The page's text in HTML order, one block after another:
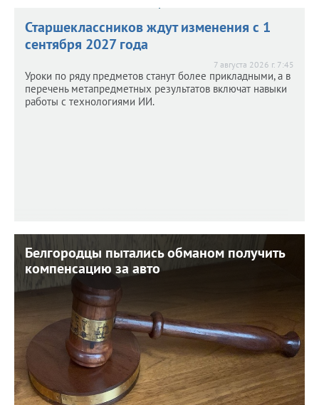
Старшеклассников ждут изменения с 1
сентября 2027 года
7 августа 2026 г. 7:45
Уроки по ряду предметов станут более прикладными, а в
перечень метапредметных результатов включат навыки
работы с технологиями ИИ.
Белгородцы пытались обманом получить
компенсацию за авто
Белгородцы пытались обманом получить
компенсацию за авто
6 августа 2026 г. 12:01